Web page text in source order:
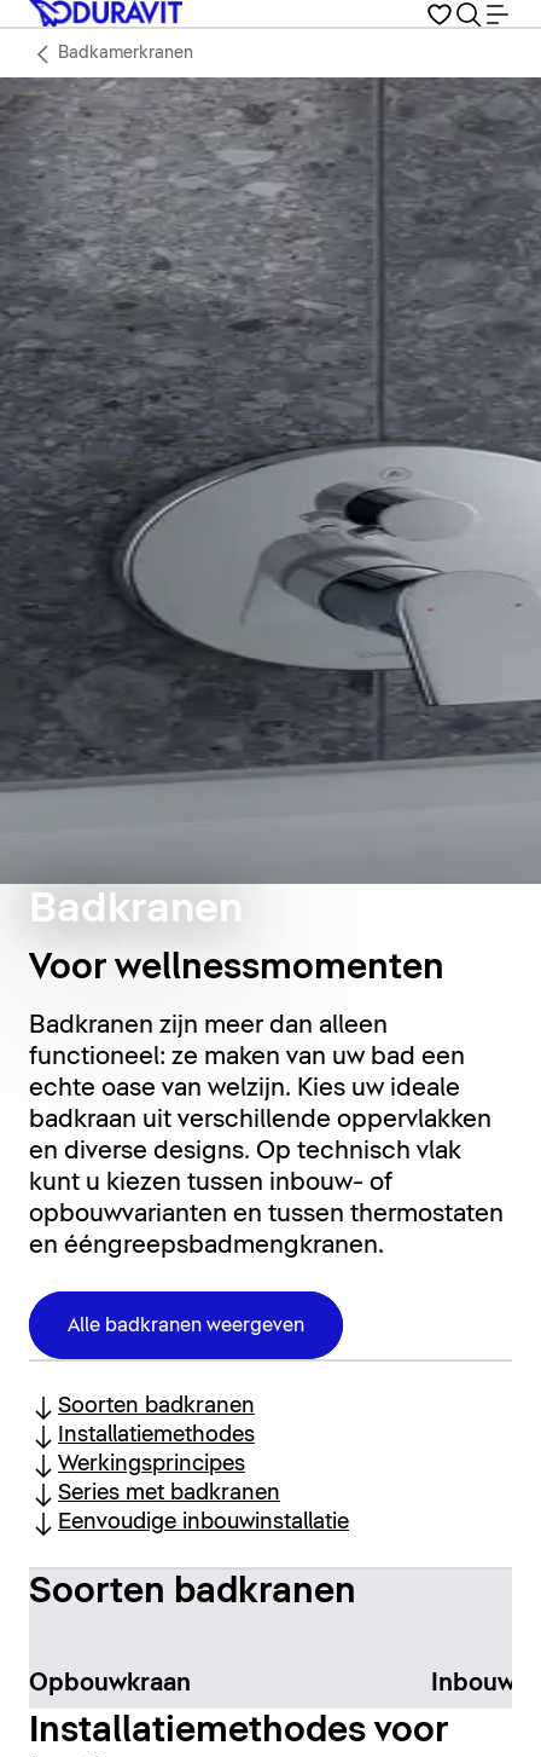
Badkamerkranen
Badkranen
Voor wellnessmomenten
Badkranen zijn meer dan alleen
functioneel: ze maken van uw bad een
echte oase van welzijn. Kies uw ideale
badkraan uit verschillende oppervlakken
en diverse designs. Op technisch vlak
kunt u kiezen tussen inbouw- of
opbouwvarianten en tussen thermostaten
en ééngreepsbadmengkranen.
Alle badkranen weergeven
Soorten badkranen
Installatiemethodes
Werkingsprincipes
Series met badkranen
Eenvoudige inbouwinstallatie
Soorten badkranen
Opbouwkraan Inbouw-
Installatiemethodes voor